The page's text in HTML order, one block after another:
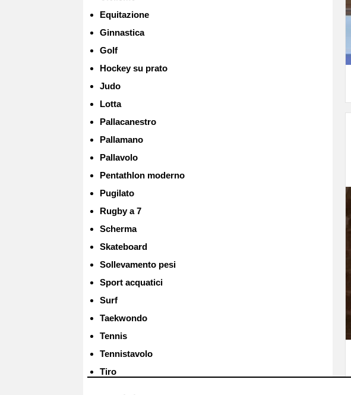
Equitazione
Ginnastica
Golf
Hockey su prato
Judo
Lotta
Pallacanestro
Pallamano
Pallavolo
Pentathlon moderno
Pugilato
Rugby a 7
Scherma
Skateboard
Sollevamento pesi
Sport acquatici
Surf
Taekwondo
Tennis
Tennistavolo
Tiro